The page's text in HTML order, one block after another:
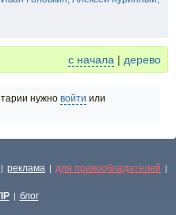
с начала | дерево
нужно войти или
| реклама | для правообладателей |
| блог